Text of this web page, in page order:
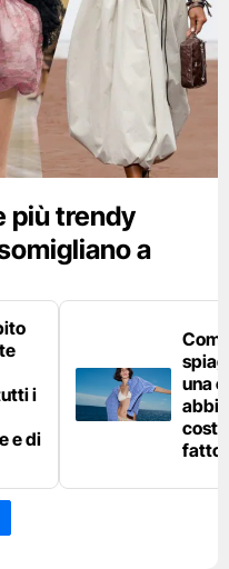
più trendy
a
i
e di
una
fatto